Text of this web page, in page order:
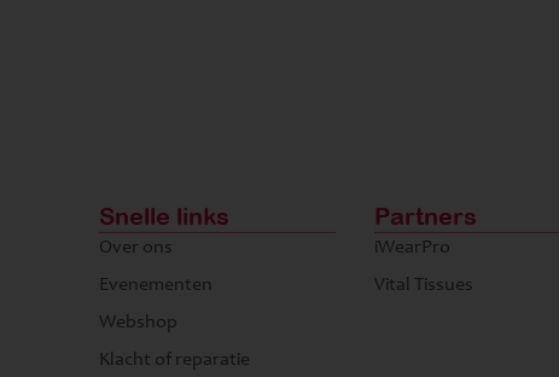
Snelle links
Over ons
Evenementen
Webshop
Klacht of reparatie
Partners
iWearPro
Vital Tissues